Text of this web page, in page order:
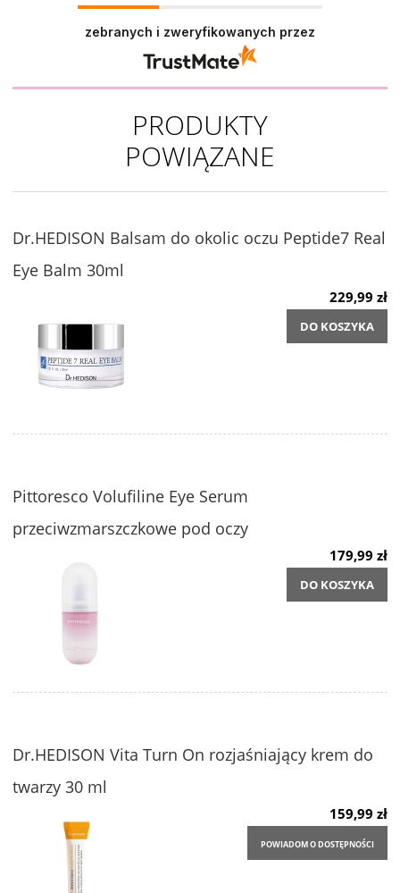
Doceniamy czas i wysiłek włożony w podzielenie
się z nami Twoimi doświadczeniami. Do
zebranych i zweryfikowanych przez
PRODUKTY
POWIĄZANE
Dr.HEDISON Balsam do okolic oczu Peptide7 Real
Eye Balm 30ml
229,99 zł
DO KOSZYKA
Pittoresco Volufiline Eye Serum
przeciwzmarszczkowe pod oczy
179,99 zł
DO KOSZYKA
Dr.HEDISON Vita Turn On rozjaśniający krem do
twarzy 30 ml
159,99 zł
POWIADOM O DOSTĘPNOŚCI